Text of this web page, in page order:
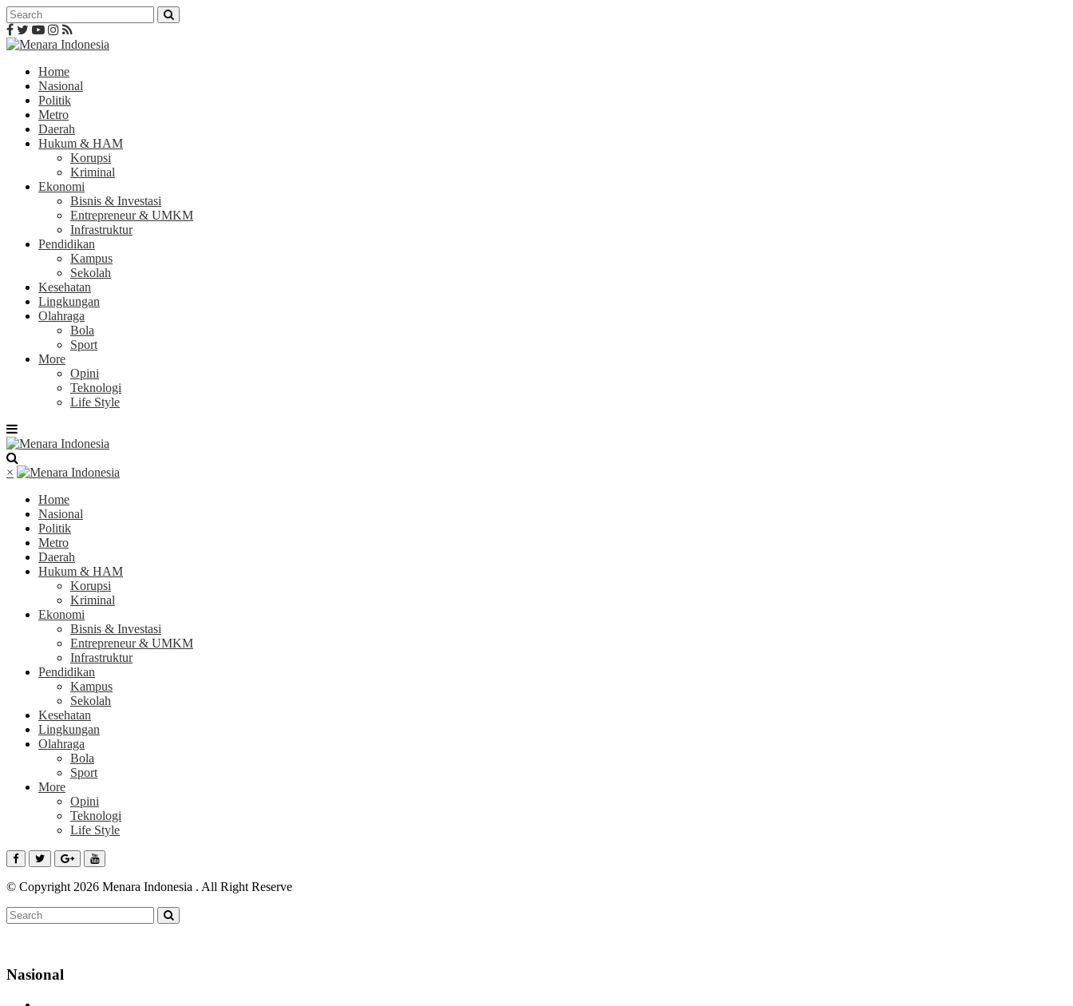
Home
Nasional
Politik
Metro
Daerah
Hukum & HAM
Korupsi
Kriminal
Ekonomi
Bisnis & Investasi
Entrepreneur & UMKM
Infrastruktur
Pendidikan
Kampus
Sekolah
Kesehatan
Lingkungan
Olahraga
Bola
Sport
More
Opini
Teknologi
Life Style
×
Home
Nasional
Politik
Metro
Daerah
Hukum & HAM
Korupsi
Kriminal
Ekonomi
Bisnis & Investasi
Entrepreneur & UMKM
Infrastruktur
Pendidikan
Kampus
Sekolah
Kesehatan
Lingkungan
Olahraga
Bola
Sport
More
Opini
Teknologi
Life Style
© Copyright 2026 Menara Indonesia . All Right Reserve
Nasional